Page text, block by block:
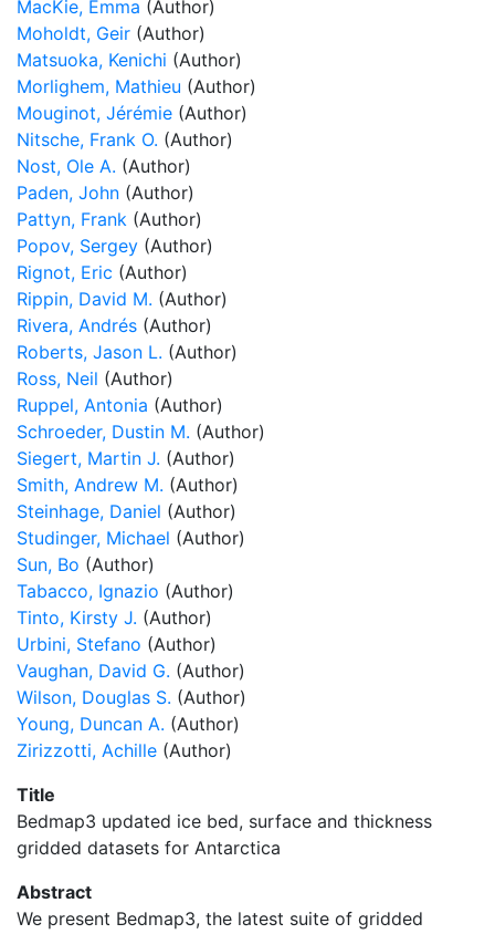
MacKie, Emma (Author)
Moholdt, Geir (Author)
Matsuoka, Kenichi (Author)
Morlighem, Mathieu (Author)
Mouginot, Jérémie (Author)
Nitsche, Frank O. (Author)
Nost, Ole A. (Author)
Paden, John (Author)
Pattyn, Frank (Author)
Popov, Sergey (Author)
Rignot, Eric (Author)
Rippin, David M. (Author)
Rivera, Andrés (Author)
Roberts, Jason L. (Author)
Ross, Neil (Author)
Ruppel, Antonia (Author)
Schroeder, Dustin M. (Author)
Siegert, Martin J. (Author)
Smith, Andrew M. (Author)
Steinhage, Daniel (Author)
Studinger, Michael (Author)
Sun, Bo (Author)
Tabacco, Ignazio (Author)
Tinto, Kirsty J. (Author)
Urbini, Stefano (Author)
Vaughan, David G. (Author)
Wilson, Douglas S. (Author)
Young, Duncan A. (Author)
Zirizzotti, Achille (Author)
Title
Bedmap3 updated ice bed, surface and thickness
gridded datasets for Antarctica
Abstract
We present Bedmap3, the latest suite of gridded